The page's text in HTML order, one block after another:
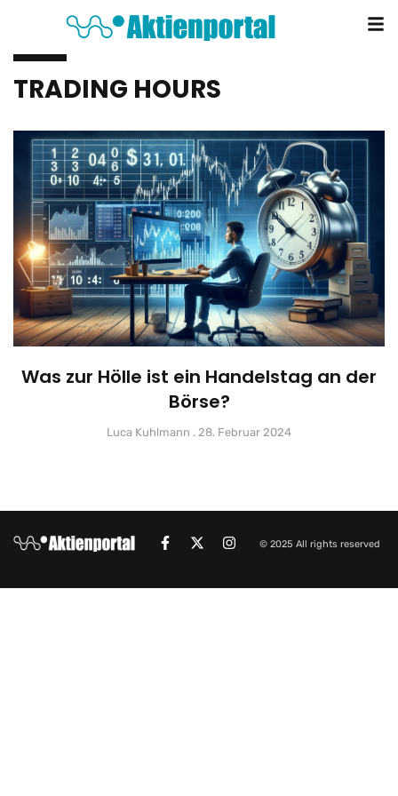
TRADING HOURS
Was zur Hölle ist ein Handelstag an der
Börse?
Luca Kuhlmann 28. Februar 2024
© 2025 All rights reserved